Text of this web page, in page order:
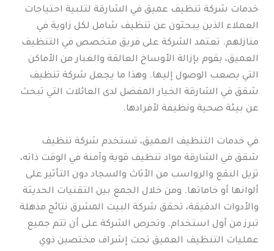
خدمات شركة تنظيف عميق في الشارقة لتلبية احتياجات
العملاء الذين يبحثون عن تنظيف شامل لكل زاوية في
منازلهم. تعتمد الشركة على فريق متخصص في التنظيف
العميق، يقوم بإزالة الأوساخ العالقة والغبار من الأماكن
التي يصعب الوصول إليها. وهذا ما يجعل شركة تنظيف
شقق في الشارقة الخيار المفضل لدى العائلات التي تبحث
عن بيئة صحية ونظيفة لأفرادها.
في خدمات التنظيف العميق، تستخدم شركة تنظيف
شقق في الشارقة مواد تنظيف قوية وآمنة في الوقت ذاته،
تزيل البقع والرواسب من الأثاث والسجاد دون التأثير على
ألوانها أو خاماتها. ومن خلال الجمع بين التقنيات الحديثة
والأدوات الدقيقة، تحقق شركة البيت المشرق نتائج مذهلة
تبرز من أول استخدام. وتحرص الشركة على أن تتم جميع
عمليات التنظيف العميق تحت إشراف مختصين ذوي